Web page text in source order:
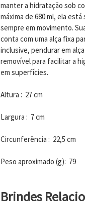
manter a hidratação sob
máxima de 680 ml, ela
sempre em movimento.
conta com uma alça fixa
inclusive, pendurar em
removível para facilitar a
em superfícies.
Altura : 27 cm
Largura : 7 cm
Circunferência : 22,5 cm
Peso aproximado (g): 79
Brindes